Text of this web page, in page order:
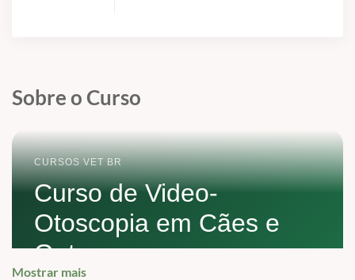
Sobre o Curso
CURSOS VET BR
Curso de Video-
Otoscopia em Cães e
Gatos
Mostrar mais